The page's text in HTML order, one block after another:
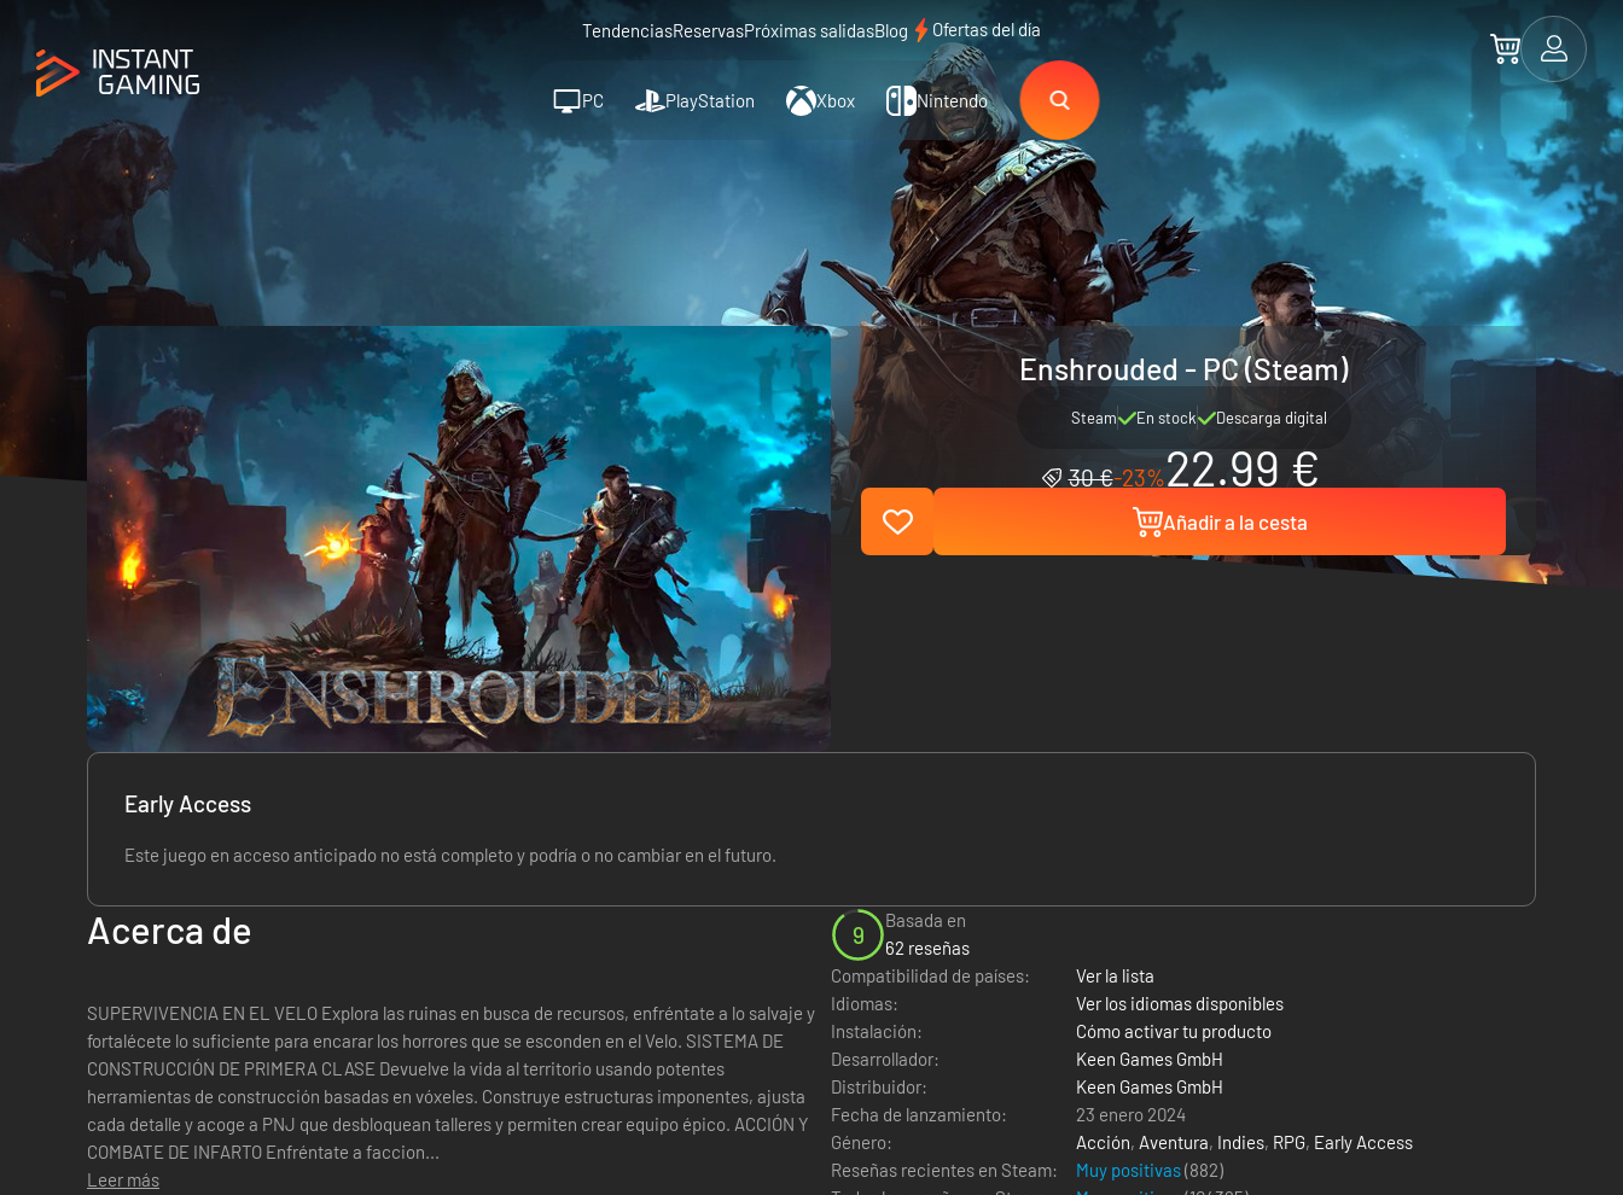
TendenciasReservasPróximas salidasBlog Ofertas del día
PC PlayStation Xbox Nintendo
Enshrouded - PC (Steam)
Steam En stock Descarga digital
30 €-23%22.99 €
Añadir a la cesta
Early Access
Este juego en acceso anticipado no está completo y podría o no cambiar en el futuro.
Acerca de
SUPERVIVENCIA EN EL VELO Explora las ruinas en busca de recursos, enfréntate a lo salvaje y
fortalécete lo suficiente para encarar los horrores que se esconden en el Velo. SISTEMA DE
CONSTRUCCIÓN DE PRIMERA CLASE Devuelve la vida al territorio usando potentes
herramientas de construcción basadas en vóxeles. Construye estructuras imponentes, ajusta
cada detalle y acoge a PNJ que desbloquean talleres y permiten crear equipo épico. ACCIÓN Y
COMBATE DE INFARTO Enfréntate a faccion...
Leer más
9
Basada en
62 reseñas
Compatibilidad de países:
Ver la lista
Idiomas:
Ver los idiomas disponibles
Instalación:
Cómo activar tu producto
Desarrollador:
Keen Games GmbH
Distribuidor:
Keen Games GmbH
Fecha de lanzamiento:
23 enero 2024
Género:
Acción, Aventura, Indies, RPG, Early Access
Reseñas recientes en Steam:
Muy positivas(882)